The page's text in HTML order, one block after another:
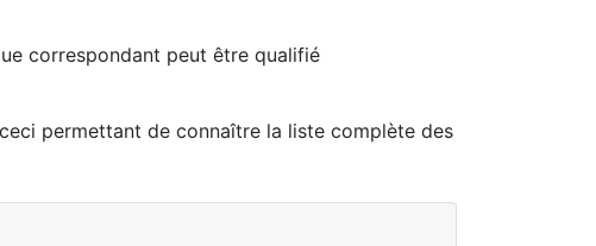
correspondant peut être qualifié
permettant de connaître la liste complète des